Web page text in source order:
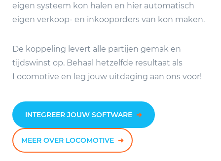
eigen systeem kon halen en hier automatisch
eigen verkoop- en inkooporders van kon maken.
De koppeling levert alle partijen gemak en
tijdswinst op. Behaal hetzelfde resultaat als
Locomotive en leg jouw uitdaging aan ons voor!
INTEGREER JOUW SOFTWARE ➜
MEER OVER LOCOMOTIVE ➜